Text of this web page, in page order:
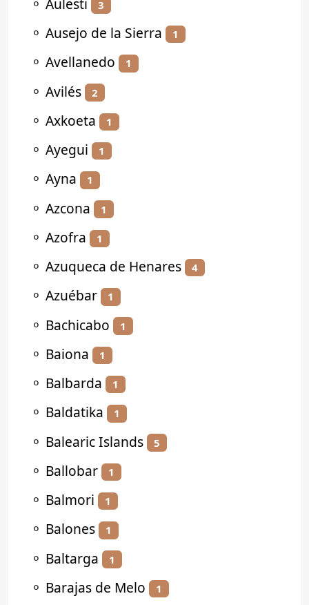
3
⚬ Ausejo de la Sierra 1
⚬ Avellanedo 1
⚬ Avilés 2
⚬ Axkoeta 1
⚬ Ayegui 1
⚬ Ayna 1
⚬ Azcona 1
⚬ Azofra 1
⚬ Azuqueca de Henares 4
⚬ Azuébar 1
⚬ Bachicabo 1
⚬ Baiona 1
⚬ Balbarda 1
⚬ Baldatika 1
⚬ Balearic Islands 5
⚬ Ballobar 1
⚬ Balmori 1
⚬ Balones 1
⚬ Baltarga 1
⚬ Barajas de Melo 1